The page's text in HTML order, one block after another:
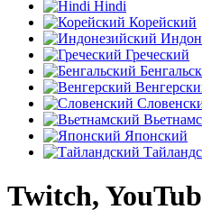
Hindi
Корейский
Греческий
Японский
Twitch,